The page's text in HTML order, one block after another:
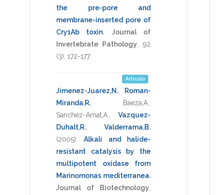
the pre-pore and
membrane-inserted pore of
Cry1Ab toxin.
Journal of
Invertebrate Pathology
92
(3), 172-177.
Artículo
Jimenez-Juarez,N.
Roman-
Miranda,R.
Baeza,A.
Sanchez-Amat,A.
Vazquez-
Duhalt,R.
Valderrama,B.
(2005) .Alkali and halide-
resistant catalysis by the
multipotent oxidase from
Marinomonas mediterranea.
Journal of Biotechnology